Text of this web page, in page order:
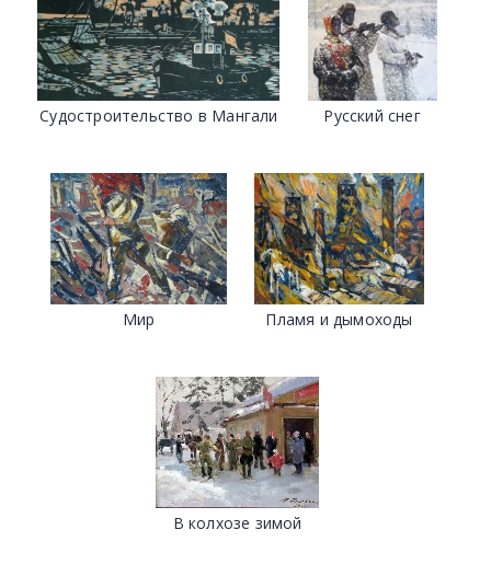
Судостроительство в Мангали Русский снег
Мир Пламя и дымоходы
В колхозе зимой